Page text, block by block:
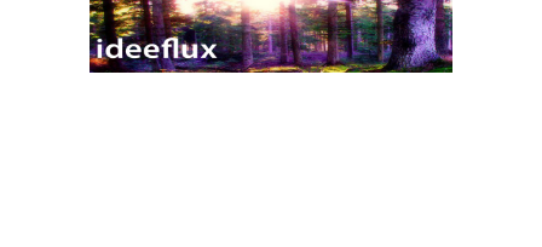
IDEEFLUX | STROOM
VAN IDEEËN